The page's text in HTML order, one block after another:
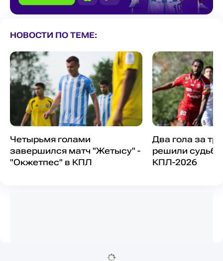
НОВОСТИ ПО ТЕМЕ:
Четырьмя голами
завершился матч "Жетысу" -
"Окжетпес" в КПЛ
Два гола за
решили судьбу
КПЛ-2026